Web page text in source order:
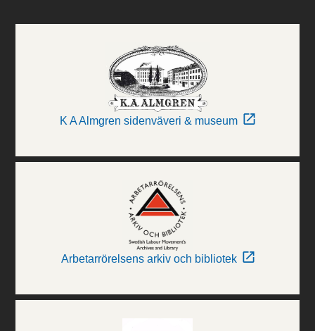
K A Almgren sidenväveri & museum
Arbetarrörelsens arkiv och bibliotek